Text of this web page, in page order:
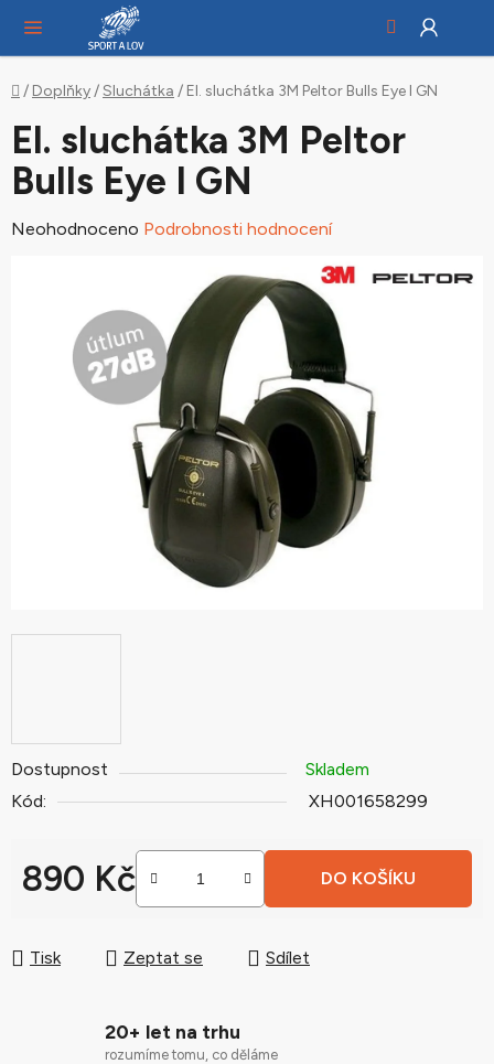
obsah
Domů
/ Doplňky/Sluchátka / El. sluchátka 3M Peltor Bulls Eye I GN
Dostupnost
Skladem
Kód:
XH001658299
890 Kč DO KOŠÍKU
Tisk Zeptat se Sdílet
El. sluchátka 3M Peltor
Bulls Eye I GN
Průměrné
Neohodnoceno Podrobnosti hodnocení
20+ let na trhu
rozumíme tomu, co děláme